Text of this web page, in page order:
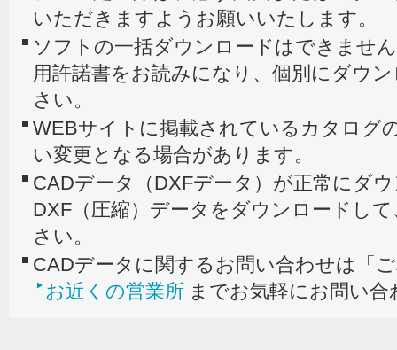
いただきますようお願いいたします。
ソフトの一括ダウンロードはできませ
用許諾書をお読みになり、個別にダウ
さい。
WEBサイトに掲載されているカタログ
い変更となる場合があります。
CADデータ（DXFデータ）が正常にダ
DXF（圧縮）データをダウンロードし
さい。
CADデータに関するお問い合わせは「
お近くの営業所 までお気軽にお問い